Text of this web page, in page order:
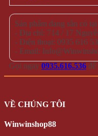
Sản phẩm đang sẵn có tại
- Địa chỉ: 714 / 17
- Điện thoại: 0935 616
- Email:
Gọi ngay 0935.616.536 để
VỀ CHÚNG TÔI
Winwinshop88